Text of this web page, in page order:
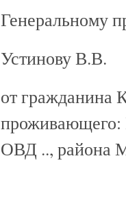
Генеральному
Устинову В.В.
от гражданина
проживающего:
ОВД .., района